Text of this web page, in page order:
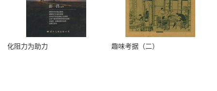
化阻力为助力 趣味考据（二）